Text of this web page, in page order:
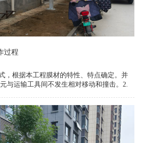
过程
，根据本工程膜材的特性、特点确定。并
与运输工具间不发生相对移动和撞击。2.